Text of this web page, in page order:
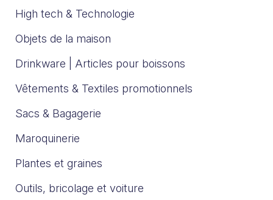
High tech & Technologie
Objets de la maison
Drinkware | Articles pour boissons
Vêtements & Textiles promotionnels
Sacs & Bagagerie
Maroquinerie
Plantes et graines
Outils, bricolage et voiture